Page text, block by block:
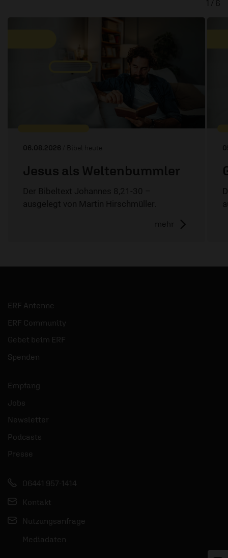
06.08.2026 / Bibel heute
Jesus als Weltenbummler
Der Bibeltext Johannes 8,21-30 –
ausgelegt von Martin Hirschmüller.
mehr
1 / 6
ERF Antenne
ERF Community
Gebet beim ERF
Spenden
Empfang
Jobs
Newsletter
Podcasts
Presse
06441 957-1414
Kontakt
Nutzungsanfrage
Mediadaten